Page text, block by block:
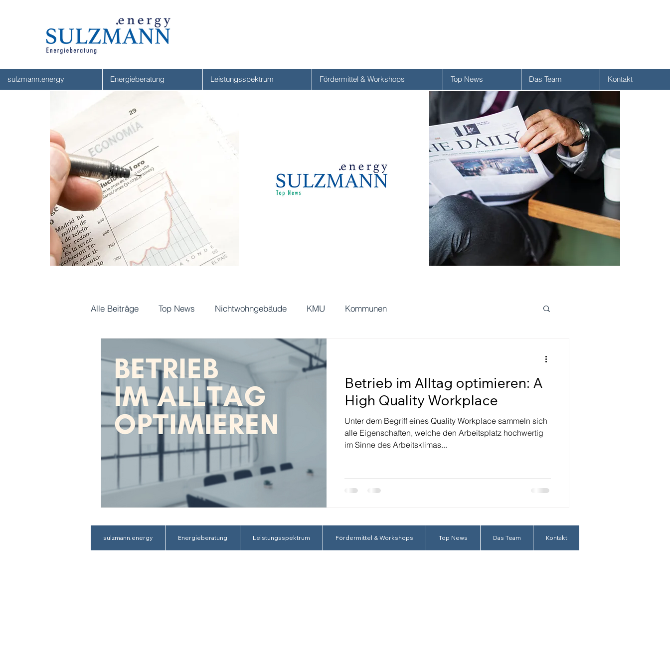
sulzmann.energy Energieberatung Leistungsspektrum Fördermittel & Workshops Top News Das Team Kontakt
Alle Beiträge Top News Nichtwohngebäude KMU Kommunen
Betrieb im Alltag optimieren: A
High Quality Workplace
Unter dem Begriff eines Quality Workplace sammeln sich
alle Eigenschaften, welche den Arbeitsplatz hochwertig
im Sinne des Arbeitsklimas...
sulzmann.energy Energieberatung Leistungsspektrum Fördermittel & Workshops Top News Das Team Kontakt